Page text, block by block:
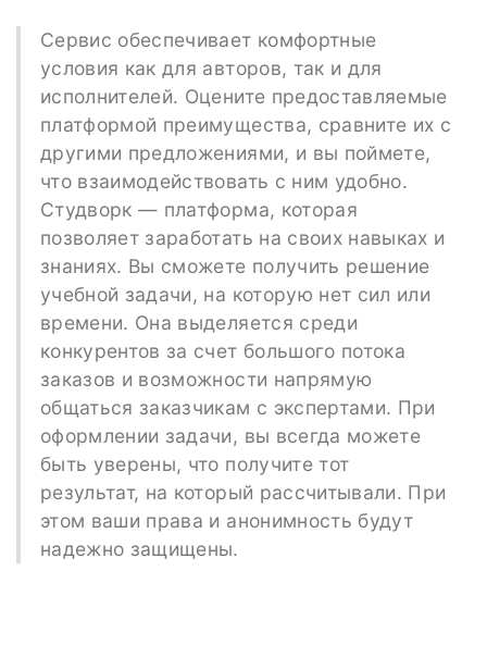
Сервис обеспечивает комфортные
условия как для авторов, так и для
исполнителей. Оцените предоставляемые
платформой преимущества, сравните их с
другими предложениями, и вы поймете,
что взаимодействовать с ним удобно.
Студворк — платформа, которая
позволяет заработать на своих навыках и
знаниях. Вы сможете получить решение
учебной задачи, на которую нет сил или
времени. Она выделяется среди
конкурентов за счет большого потока
заказов и возможности напрямую
общаться заказчикам с экспертами. При
оформлении задачи, вы всегда можете
быть уверены, что получите тот
результат, на который рассчитывали. При
этом ваши права и анонимность будут
надежно защищены.